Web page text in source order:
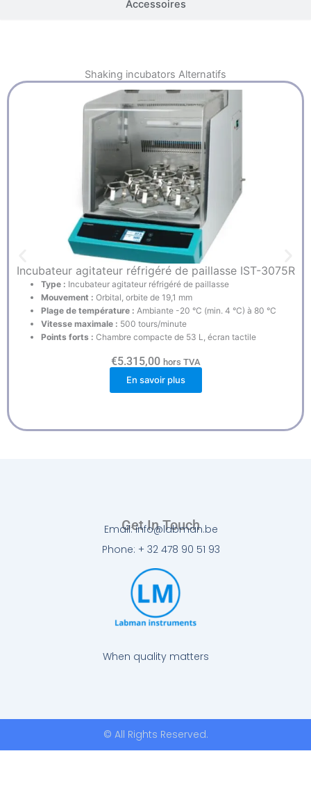
Accessoires
Shaking incubators Alternatifs
Incubateur agitateur réfrigéré de paillasse IST-3075R
Type : Incubateur agitateur réfrigéré de paillasse
Mouvement : Orbital, orbite de 19,1 mm
Plage de température : Ambiante -20 °C (min. 4 °C) à 80 °C
Vitesse maximale : 500 tours/minute
Points forts : Chambre compacte de 53 L, écran tactile
€5.315,00 hors TVA
En savoir plus
When quality matters
Get In Touch
Email: info@labman.be
Phone: + 32 478 90 51 93
© All Rights Reserved.